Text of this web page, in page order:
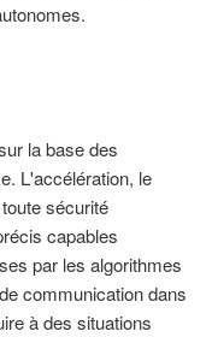
la base des
L'accélération, le
sécurité
capables
par les algorithmes
communication dans
à des situations